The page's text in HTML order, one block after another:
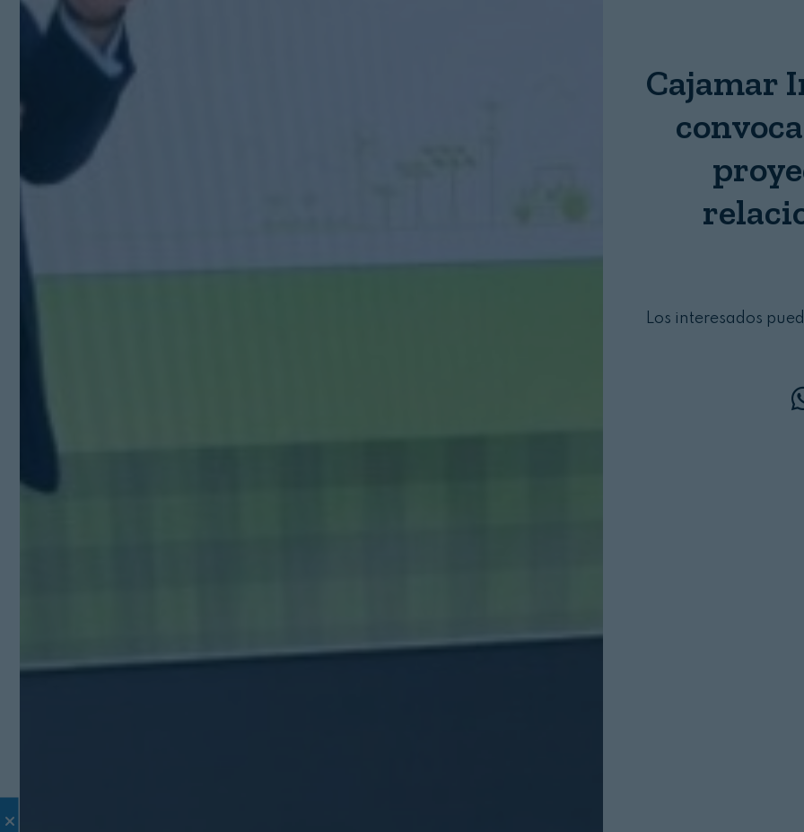
Cajamar
Los interesados